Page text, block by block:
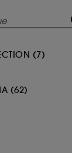
(7)
(62)